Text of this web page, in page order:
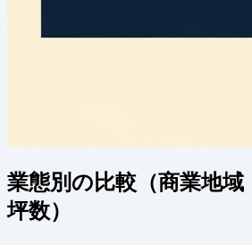
業態別の比較（商業地域
坪数）